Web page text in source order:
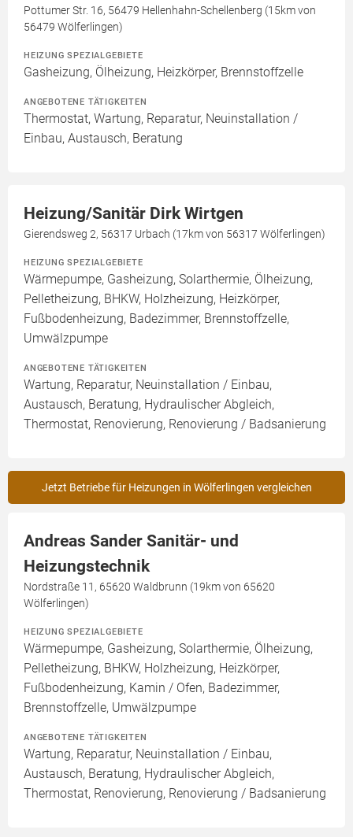
Pottumer Str. 16, 56479 Hellenhahn-Schellenberg (15km von
56479 Wölferlingen)
HEIZUNG SPEZIALGEBIETE
Gasheizung, Ölheizung, Heizkörper, Brennstoffzelle
ANGEBOTENE TÄTIGKEITEN
Thermostat, Wartung, Reparatur, Neuinstallation /
Einbau, Austausch, Beratung
Heizung/Sanitär Dirk Wirtgen
Gierendsweg 2, 56317 Urbach (17km von 56317 Wölferlingen)
HEIZUNG SPEZIALGEBIETE
Wärmepumpe, Gasheizung, Solarthermie, Ölheizung,
Pelletheizung, BHKW, Holzheizung, Heizkörper,
Fußbodenheizung, Badezimmer, Brennstoffzelle,
Umwälzpumpe
ANGEBOTENE TÄTIGKEITEN
Wartung, Reparatur, Neuinstallation / Einbau,
Austausch, Beratung, Hydraulischer Abgleich,
Thermostat, Renovierung, Renovierung / Badsanierung
Jetzt Betriebe für Heizungen in Wölferlingen vergleichen
Andreas Sander Sanitär- und
Heizungstechnik
Nordstraße 11, 65620 Waldbrunn (19km von 65620
Wölferlingen)
HEIZUNG SPEZIALGEBIETE
Wärmepumpe, Gasheizung, Solarthermie, Ölheizung,
Pelletheizung, BHKW, Holzheizung, Heizkörper,
Fußbodenheizung, Kamin / Ofen, Badezimmer,
Brennstoffzelle, Umwälzpumpe
ANGEBOTENE TÄTIGKEITEN
Wartung, Reparatur, Neuinstallation / Einbau,
Austausch, Beratung, Hydraulischer Abgleich,
Thermostat, Renovierung, Renovierung / Badsanierung